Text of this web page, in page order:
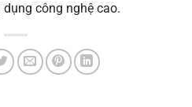
công nghệ cao.